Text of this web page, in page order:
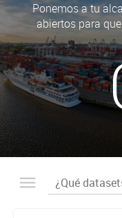
Ponemos a tu
abiertos para